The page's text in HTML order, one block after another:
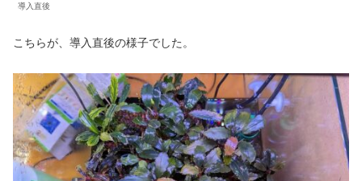
導入直後
こちらが、導入直後の様子でした。